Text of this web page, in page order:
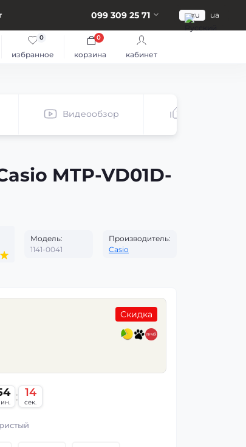
099 309 25 71 ru ua
избранное
0
корзина
0
кабинет
Видеообзор
MTP-VD01D-
Модель:
1141-0041
Производитель:
Casio
Скидка
: 13
сек.